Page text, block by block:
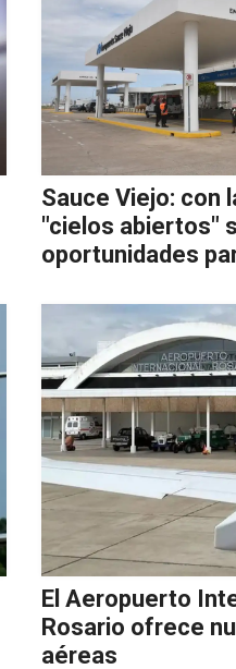
Sauce Viejo: con
"cielos abiertos"
oportunidades
El Aeropuerto
Rosario ofrece
aéreas